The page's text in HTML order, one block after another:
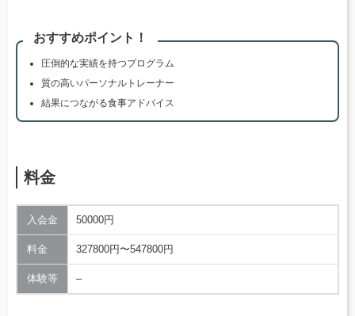
おすすめポイント！
圧倒的な実績を持つプログラム
質の高いパーソナルトレーナー
結果につながる食事アドバイス
料金
入会金 50000円
料金 327800円〜547800円
体験等 –